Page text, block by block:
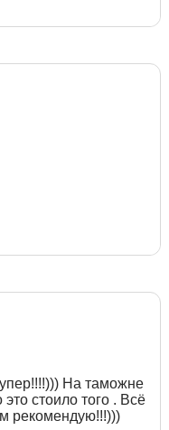
На таможне
стоило того . Всё
рекомендую!!!)))